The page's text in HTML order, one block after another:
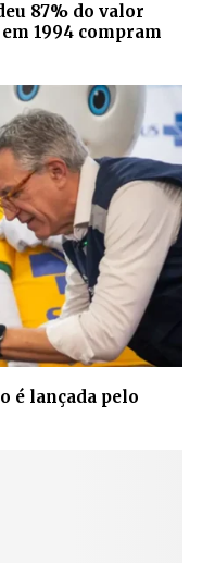
87% do valor
1994 compram
é lançada pelo